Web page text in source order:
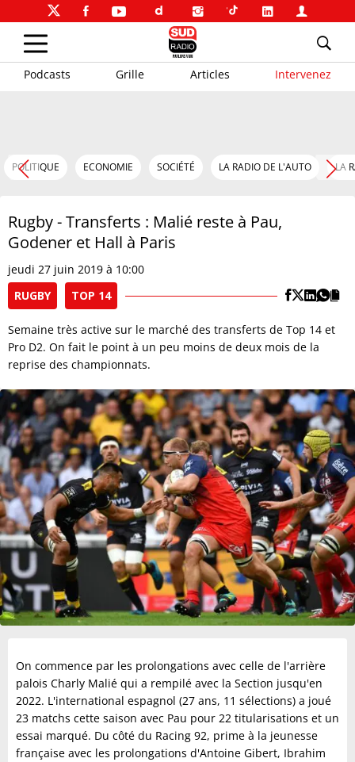
Podcasts Grille Articles Intervenez
POLITIQUE ECONOMIE SOCIÉTÉ LA RADIO DE L'AUTO LA
Rugby - Transferts : Malié reste à Pau,
Godener et Hall à Paris
jeudi 27 juin 2019 à 10:00
RUGBY
TOP 14
Semaine très active sur le marché des transferts de Top 14 et
Pro D2. On fait le point à un peu moins de deux mois de la
reprise des championnats.
On commence par les prolongations avec celle de l'arrière
palois Charly Malié qui a rempilé avec la Section jusqu'en
2022. L'international espagnol (27 ans, 11 sélections) a joué
23 matchs cette saison avec Pau pour 22 titularisations et un
essai marqué. Du côté du Racing 92, prime à la jeunesse
française avec les prolongations d'Antoine Gibert, Ibrahim